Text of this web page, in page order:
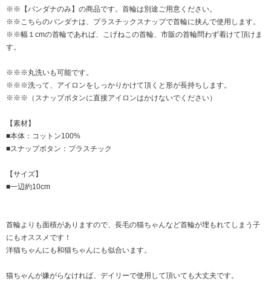
※※【バンダナのみ】の商品です。首輪は別途ご用意ください。
※※こちらのバンダナは、プラスチックスナップで首輪に挟んで使用します。
※※幅１cmの首輪であれば、こげねこの首輪、市販の首輪問わず着けて頂けま
す。
※※※丸洗いも可能です。
※※※洗って、アイロンをしっかりかけて頂くと形が長持ちします。
※※※（スナップボタンに直接アイロンはかけないでください）
【素材】
■本体：コットン100%
■スナップボタン：プラスチック
【サイズ】
■一辺約10cm
首輪よりも面積がありますので、長毛の猫ちゃんなど首輪が埋もれてしまう子
にもオススメです！
洋猫ちゃんにも和猫ちゃんにも似合います。
猫ちゃんが嫌がらなければ、デイリーで使用して頂いても大丈夫です。